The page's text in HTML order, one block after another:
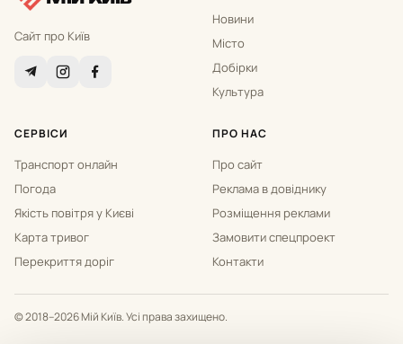
Сайт про Київ
Новини
Місто
Добірки
Культура
СЕРВІСИ
Транспорт онлайн
Погода
Якість повітря у Києві
Карта тривог
Перекриття доріг
ПРО НАС
Про сайт
Реклама в довіднику
Розміщення реклами
Замовити спецпроект
Контакти
© 2018–2026 Мій Київ. Усі права захищено.